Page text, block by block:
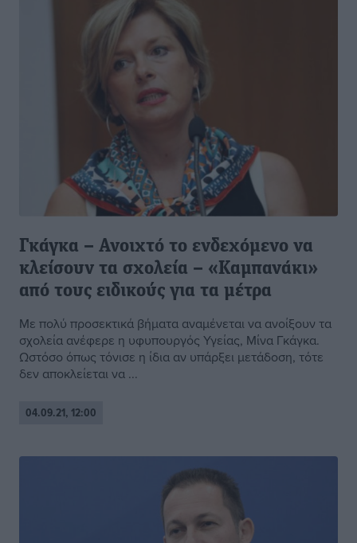
Γκάγκα – Ανοιχτό το ενδεχόμενο να
κλείσουν τα σχολεία – «Καμπανάκι»
από τους ειδικούς για τα μέτρα
Με πολύ προσεκτικά βήματα αναμένεται να ανοίξουν τα
σχολεία ανέφερε η υφυπουργός Υγείας, Μίνα Γκάγκα.
Ωστόσο όπως τόνισε η ίδια αν υπάρξει μετάδοση, τότε
δεν αποκλείεται να ...
04.09.21, 12:00